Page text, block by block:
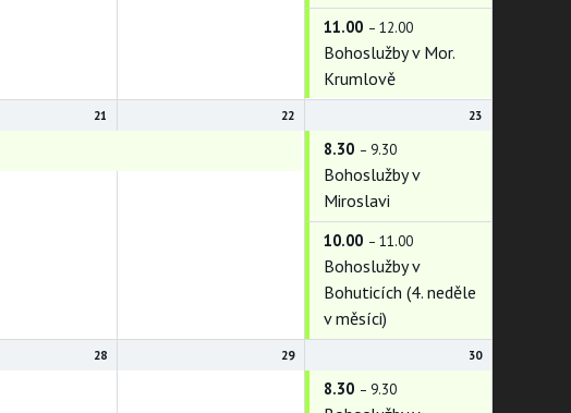
11.00 – 12.00
Bohoslužby v Mor.
Krumlově
21 22 23
8.30 – 9.30
Bohoslužby v
Miroslavi
10.00 – 11.00
Bohoslužby v
Bohuticích (4. neděle
v měsíci)
28 29 30
8.30 – 9.30